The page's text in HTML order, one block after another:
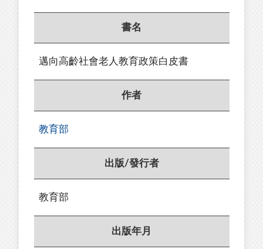
書名
邁向高齡社會老人教育政策白皮書
作者
教育部
出版/發行者
教育部
出版年月